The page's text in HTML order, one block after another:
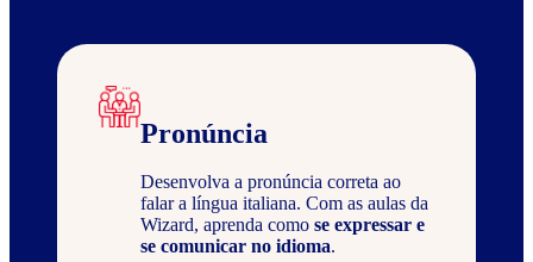
Pronúncia
Desenvolva a pronúncia correta ao
falar a língua italiana. Com as aulas da
Wizard, aprenda como se expressar e
se comunicar no idioma.